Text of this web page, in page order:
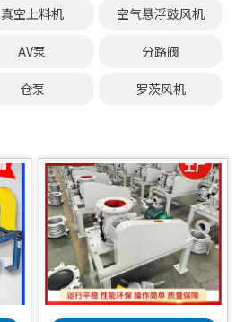
真空上料机 空气悬浮鼓风机
AV泵 分路阀
仓泵 罗茨风机